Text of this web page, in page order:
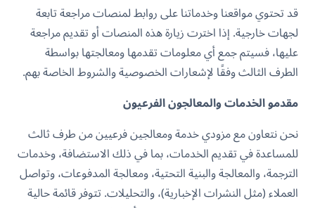
قد تحتوي مواقعنا وخدماتنا على روابط لمنصات مراجعة تابعة
لجهات خارجية. إذا اخترت زيارة هذه المنصات أو تقديم مراجعة
عليها، فسيتم جمع أي معلومات تقدمها ومعالجتها بواسطة
الطرف الثالث وفقًا لإشعارات الخصوصية والشروط الخاصة بهم.
مقدمو الخدمات والمعالجون الفرعيون
نحن نتعاون مع مزودي خدمة ومعالجين فرعيين من طرف ثالث
للمساعدة في تقديم الخدمات، بما في ذلك الاستضافة، وخدمات
الترجمة، والمعالجة والبنية التحتية، ومعالجة المدفوعات، وتواصل
العملاء (مثل النشرات الإخبارية)، والتحليلات. تتوفر قائمة حالية